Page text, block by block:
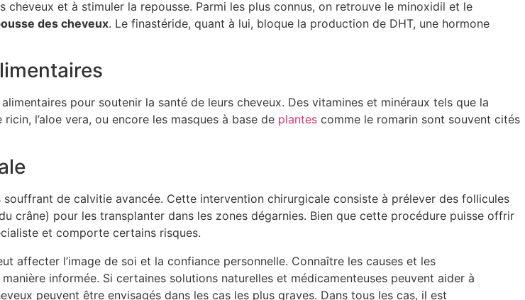
et à stimuler la repousse. Parmi les plus connus, on retrouve le minoxidil et le
des cheveux. Le finastéride, quant à lui, bloque la production de DHT, une hormone
pour soutenir la santé de leurs cheveux. Des vitamines et minéraux tels que la
l’aloe vera, ou encore les masques à base de plantes comme le romarin sont souvent cités
de calvitie avancée. Cette intervention chirurgicale consiste à prélever des follicules
crâne) pour les transplanter dans les zones dégarnies. Bien que cette procédure puisse offrir
et comporte certains risques.
affecter l’image de soi et la confiance personnelle. Connaître les causes et les
informée. Si certaines solutions naturelles et médicamenteuses peuvent aider à
peuvent être envisagés dans les cas les plus graves. Dans tous les cas, il est